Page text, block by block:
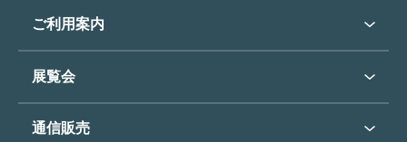
ご利用案内
ご利用案内トップ
展覧会
展覧会・イベントトップ
通信販売